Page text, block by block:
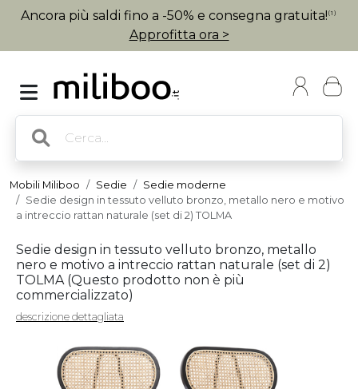
Ancora più saldi fino a -50% e consegna gratuita! (1)
Approfitta ora >
Mobili Miliboo Sedie
Sedie moderne
Sedie design in tessuto velluto bronzo, metallo nero e motivo
a intreccio rattan naturale (set di 2) TOLMA
Sedie design in tessuto velluto bronzo, metallo
nero e motivo a intreccio rattan naturale (set di 2)
TOLMA (Questo prodotto non è più
commercializzato)
descrizione dettagliata